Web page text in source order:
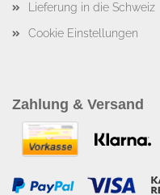
Lieferung in die Schweiz
Cookie Einstellungen
Zahlung & Versand